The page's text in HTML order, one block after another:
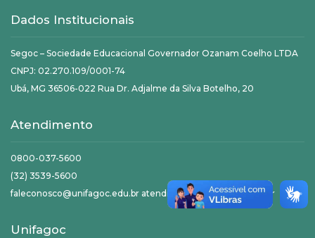
Dados Institucionais
Segoc – Sociedade Educacional Governador Ozanam Coelho LTDA
CNPJ: 02.270.109/0001-74
Ubá, MG 36506-022 Rua Dr. Adjalme da Silva Botelho, 20
Atendimento
0800-037-5600
(32) 3539-5600
faleconosco@unifagoc.edu.br atendimento@unifagoc.edu.br
Unifagoc